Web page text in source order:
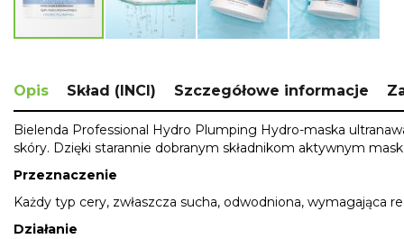
the
beginning
of
the
images
gallery
Opis Skład (INCI) Szczegółowe informacje
Bielenda Professional Hydro Plumping Hydro-maska
skóry. Dzięki starannie dobranym składnikom aktywnym
Przeznaczenie
Każdy typ cery, zwłaszcza sucha, odwodniona, wymagająca
Działanie